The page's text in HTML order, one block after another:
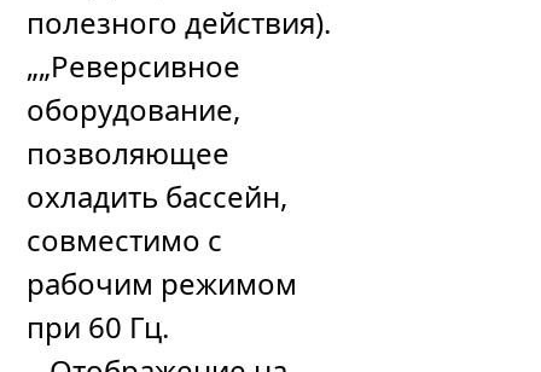
полезного действия).
„„Реверсивное
оборудование,
позволяющее
охладить бассейн,
совместимо с
рабочим режимом
при 60 Гц.